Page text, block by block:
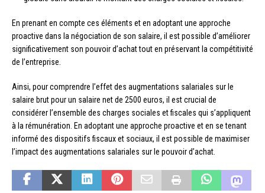
En prenant en compte ces éléments et en adoptant une approche
proactive dans la négociation de son salaire, il est possible d’améliorer
significativement son pouvoir d’achat tout en préservant la compétitivité
de l’entreprise.
Ainsi, pour comprendre l’effet des augmentations salariales sur le
salaire brut pour un salaire net de 2500 euros, il est crucial de
considérer l’ensemble des charges sociales et fiscales qui s’appliquent
à la rémunération. En adoptant une approche proactive et en se tenant
informé des dispositifs fiscaux et sociaux, il est possible de maximiser
l’impact des augmentations salariales sur le pouvoir d’achat.